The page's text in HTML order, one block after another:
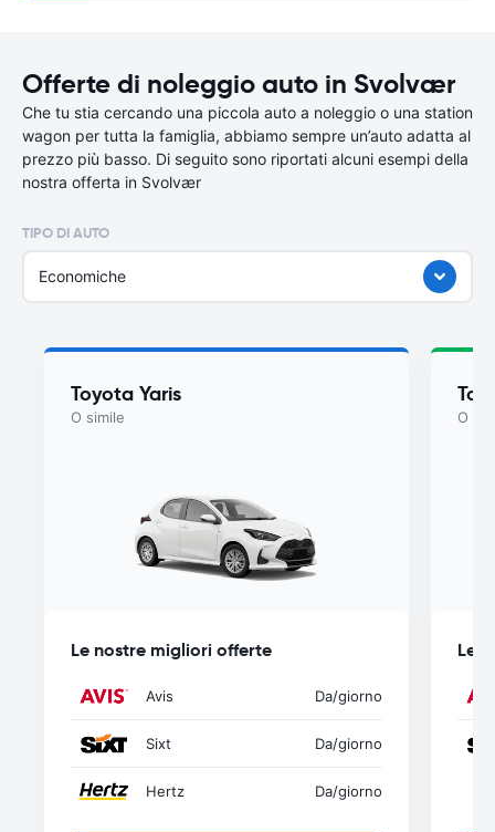
Offerte di noleggio auto in Svolvær
Che tu stia cercando una piccola auto a noleggio o una station
wagon per tutta la famiglia, abbiamo sempre un’auto adatta al
prezzo più basso. Di seguito sono riportati alcuni esempi della
nostra offerta in Svolvær
TIPO DI AUTO
Economiche
Toyota Yaris
O simile
Le nostre migliori offerte
Avis Da/giorno
Sixt Da/giorno
Hertz Da/giorno
O
Le